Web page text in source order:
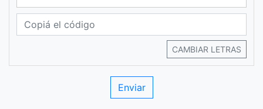
CAMBIAR LETRAS